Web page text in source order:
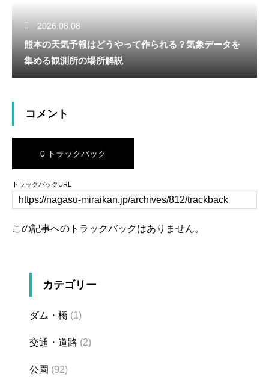
2026.08.08
熊本の天気予報はどうやって作られる？気象データを
集める観測所の場所解説
コメント
0 トラックバック
トラックバックURL
この記事へのトラックバックはありません。
カテゴリー
ダム・橋 (1)
交通・道路 (2)
公園 (92)